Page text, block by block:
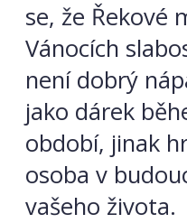
se, že Řekové
Vánocích
není dobrý
jako dárek
období, jinak
osoba v
vašeho života.